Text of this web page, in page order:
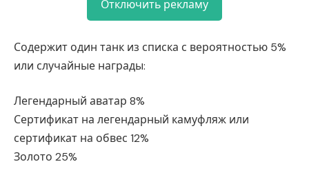
Отключить рекламу
Содержит один танк из списка с вероятностью 5%
или случайные награды:
Легендарный аватар 8%
Сертификат на легендарный камуфляж или
сертификат на обвес 12%
Золото 25%